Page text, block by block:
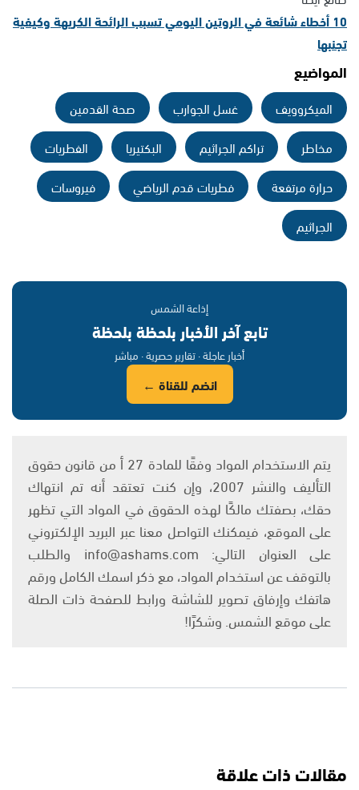
10 أخطاء شائعة في الروتين اليومي تسبب الرائحة الكريهة وكيفية
تجنبها
المواضيع
الميكروويف غسل الجوارب
صحة القدمين
مخاطر
تراكم الجراثيم البكتيريا
الفطريات
حرارة مرتفعة
فطريات قدم الرياضي
فيروسات
الجراثيم
إذاعة الشمس
تابع آخر الأخبار بلحظة بلحظة
أخبار عاجلة · تقارير حصرية · مباشر
انضم للقناة ←
يتم الاستخدام المواد وفقًا للمادة 27 أ من قانون حقوق
التأليف والنشر 2007، وإن كنت تعتقد أنه تم انتهاك
حقك، بصفتك مالكًا لهذه الحقوق في المواد التي تظهر
على الموقع، فيمكنك التواصل معنا عبر البريد الإلكتروني
على العنوان التالي: info@ashams.com والطلب
بالتوقف عن استخدام المواد، مع ذكر اسمك الكامل ورقم
هاتفك وإرفاق تصوير للشاشة ورابط للصفحة ذات الصلة
على موقع الشمس. وشكرًا!
مقالات ذات علاقة